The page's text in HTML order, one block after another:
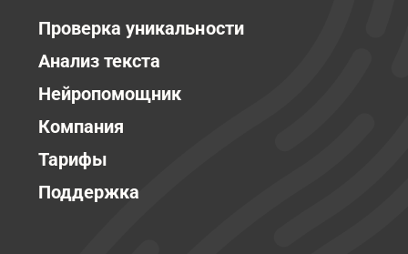
Проверка уникальности
Анализ текста
Нейропомощник
Компания
Тарифы
Поддержка